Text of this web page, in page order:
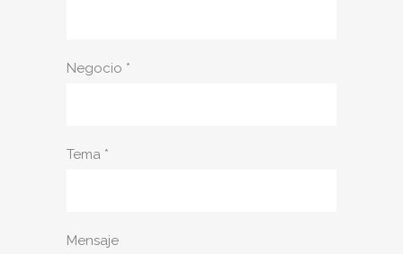
Negocio *
Tema *
Mensaje